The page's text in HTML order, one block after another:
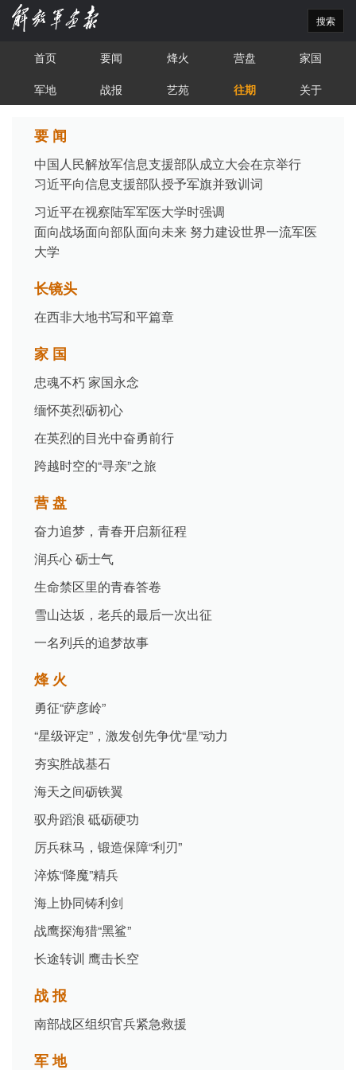
搜索
首页 要闻 烽火 营盘
家国
军地
战报 艺苑 往期 关于
要 闻
中国人民解放军信息支援部队成立大会在京举行
习近平向信息支援部队授予军旗并致训词
习近平在视察陆军军医大学时强调
面向战场面向部队面向未来 努力建设世界一流军医
大学
长镜头
在西非大地书写和平篇章
家 国
忠魂不朽 家国永念
缅怀英烈砺初心
在英烈的目光中奋勇前行
跨越时空的“寻亲”之旅
营 盘
奋力追梦，青春开启新征程
润兵心 砺士气
生命禁区里的青春答卷
雪山达坂，老兵的最后一次出征
一名列兵的追梦故事
烽 火
勇征“萨彦岭”
“星级评定”，激发创先争优“星”动力
夯实胜战基石
海天之间砺铁翼
驭舟蹈浪 砥砺硬功
厉兵秣马，锻造保障“利刃”
淬炼“降魔”精兵
海上协同铸利剑
战鹰探海猎“黑鲨”
长途转训 鹰击长空
战 报
南部战区组织官兵紧急救援
军 地